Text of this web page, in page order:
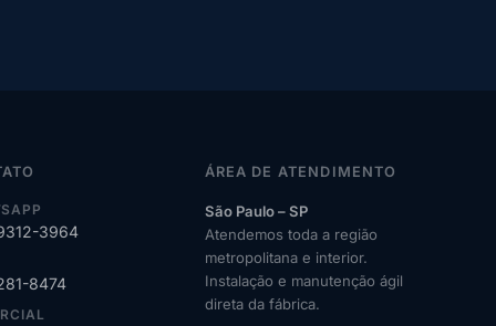
3964
8474
ÁREA DE ATENDIMENTO
São Paulo – SP
Atendemos toda a região
metropolitana e interior.
Instalação e manutenção ágil
direta da fábrica.